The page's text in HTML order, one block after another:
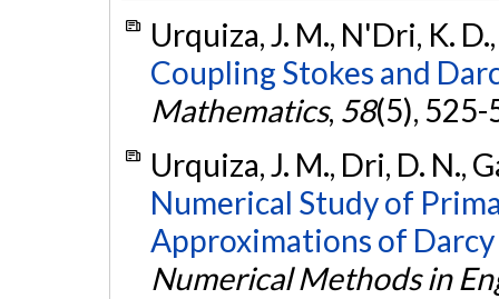
Urquiza, J. M., N'Dri, K.
Coupling Stokes and
Mathematics, 58(5),
Urquiza, J. M., Dri, D. N.,
Numerical Study of
Approximations of
Numerical Methods in